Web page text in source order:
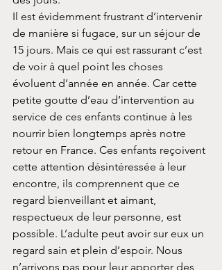
Il est évidemment frustrant d’intervenir
de manière si fugace, sur un séjour de
15 jours. Mais ce qui est rassurant c’est
de voir à quel point les choses
évoluent d’année en année. Car cette
petite goutte d’eau d’intervention au
service de ces enfants continue à les
nourrir bien longtemps après notre
retour en France. Ces enfants reçoivent
cette attention désintéressée à leur
encontre, ils comprennent que ce
regard bienveillant et aimant,
respectueux de leur personne, est
possible. L’adulte peut avoir sur eux un
regard sain et plein d’espoir. Nous
n’arrivons pas pour leur apporter des